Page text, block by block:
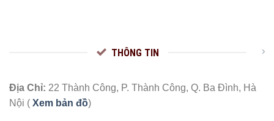
THÔNG TIN
Địa Chỉ: 22 Thành Công, P. Thành Công, Q. Ba Đình, Hà
Nội ( Xem bản đồ)